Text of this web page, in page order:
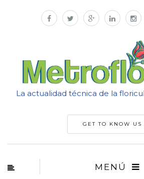
La actualidad técnica de la
GET TO KNOW US
MENÚ